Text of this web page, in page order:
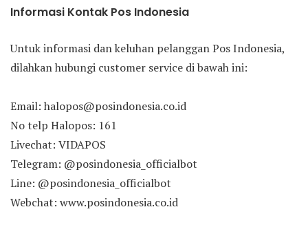
Informasi Kontak Pos Indonesia
Untuk informasi dan keluhan pelanggan Pos Indonesia,
dilahkan hubungi customer service di bawah ini:
Email: halopos@posindonesia.co.id
No telp Halopos: 161
Livechat: VIDAPOS
Telegram: @posindonesia_officialbot
Line: @posindonesia_officialbot
Webchat: www.posindonesia.co.id